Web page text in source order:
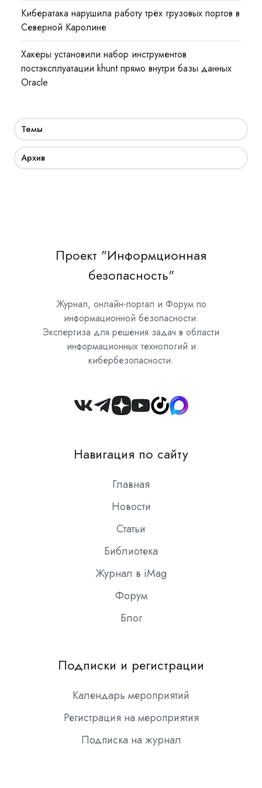
Кибератака нарушила работу трёх грузовых портов в
Северной Каролине
Хакеры установили набор инструментов
постэксплуатации khunt прямо внутри базы данных
Oracle
Темы
Архив
Проект "Информционная
безопасность"
Журнал, онлайн-портал и Форум по
информационной безопасности.
Экспертиза для решения задач в области
информационных технологий и
кибербезопасности.
Join
Slack
Навигация по сайту
Главная
Новости
Статьи
Библиотека
Журнал в iMag
Форум
Блог
Подписки и регистрации
Календарь мероприятий
Регистрация на мероприятия
Подписка на журнал